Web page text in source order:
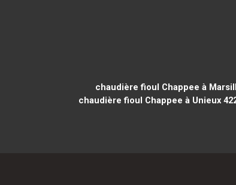
chaudière fioul Chappee à
chaudière fioul Chappee à Unieux